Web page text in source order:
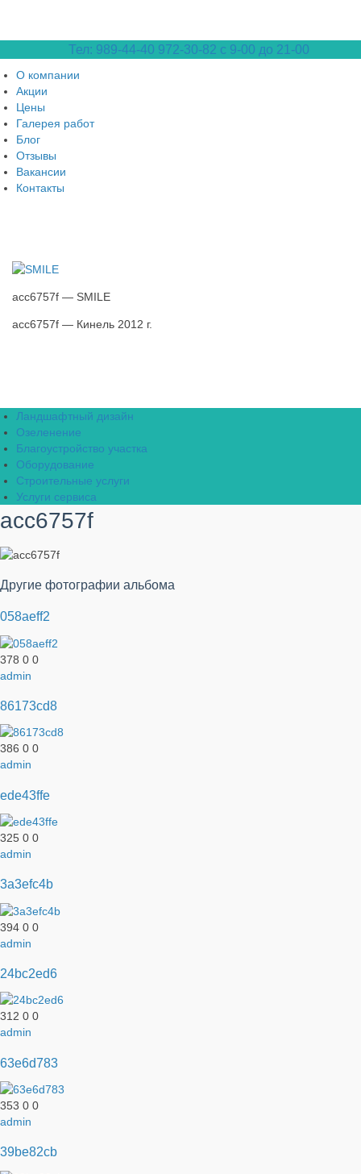
Тел: 989-44-40 972-30-82 с 9-00 до 21-00
О компании
Акции
Цены
Галерея работ
Блог
Отзывы
Вакансии
Контакты
acc6757f — SMILE
acc6757f — Кинель 2012 г.
Ландшафтный дизайн
Озеленение
Благоустройство участка
Оборудование
Строительные услуги
Услуги сервиса
acc6757f
Другие фотографии альбома
058aeff2
378 0 0
admin
86173cd8
386 0 0
admin
ede43ffe
325 0 0
admin
3a3efc4b
394 0 0
admin
24bc2ed6
312 0 0
admin
63e6d783
353 0 0
admin
39be82cb